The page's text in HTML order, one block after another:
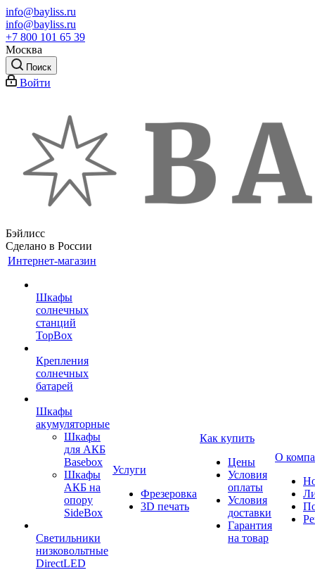
info@bayliss.ru
info@bayliss.ru
+7 800 101 65 39
Москва
Поиск
Войти
Бэйлисс
Сделано в России
Интернет-магазин
Шкафы
солнечных
станций
TopBox
Крепления
солнечных
батарей
Шкафы
акумуляторные
Шкафы
для АКБ
Basebox
Шкафы
АКБ на
опору
SideBox
Светильники
низковольтные
DirectLED
Услуги
Фрезеровка
3D печать
Как купить
Цены
Условия
оплаты
Условия
доставки
Гарантия
на товар
О